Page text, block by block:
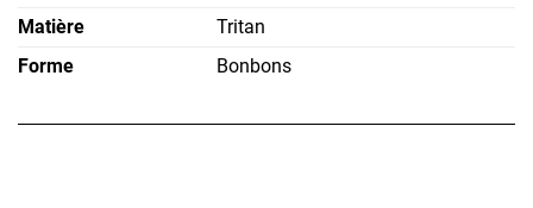
Matière
Tritan
Forme
Bonbons